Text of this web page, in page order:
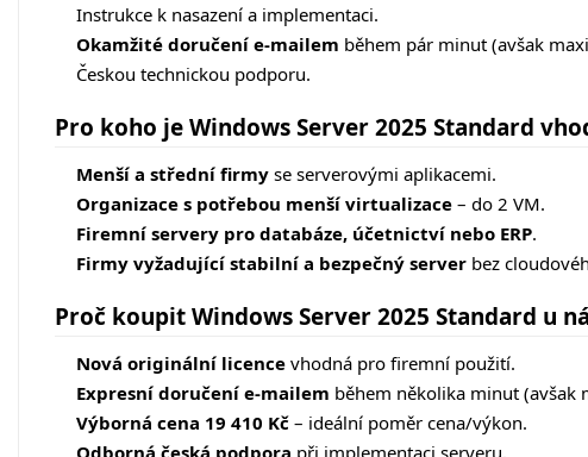
Instrukce k nasazení a implementaci.
Okamžité doručení e-mailem během pár minut (avšak
Českou technickou podporu.
Pro koho je Windows Server 2025 Standard
Menší a střední firmy se serverovými aplikacemi.
Organizace s potřebou menší virtualizace – do 2 VM.
Firemní servery pro databáze, účetnictví nebo ERP.
Firmy vyžadující stabilní a bezpečný server bez
Proč koupit Windows Server 2025 Standard u
Nová originální licence vhodná pro firemní použití.
Expresní doručení e-mailem během několika minut (avšak
Výborná cena 19 410 Kč – ideální poměr cena/výkon.
Odborná česká podpora při implementaci serveru.